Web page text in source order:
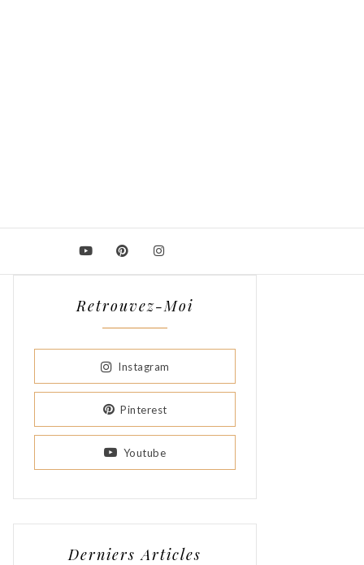
Retrouvez-Moi
Instagram
Pinterest
Youtube
Derniers Articles